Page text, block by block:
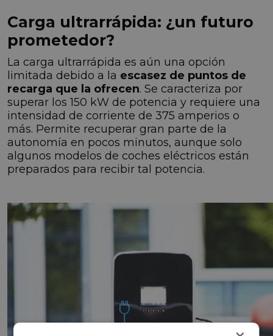
Carga ultrarrápida: ¿un futuro
prometedor?
La carga ultrarrápida es aún una opción
limitada debido a la escasez de puntos de
recarga que la ofrecen. Se caracteriza por
superar los 150 kW de potencia y requiere una
intensidad de corriente de 375 amperios o
más. Permite recuperar gran parte de la
autonomía en pocos minutos, aunque solo
algunos modelos de coches eléctricos están
preparados para recibir tal potencia.